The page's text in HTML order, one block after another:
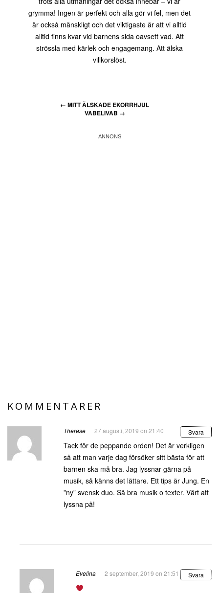
grymma! Ingen är perfekt och alla gör vi fel, men det
är också mänskligt och det viktigaste är att vi alltid
alltid finns kvar vid barnens sida oavsett vad. Att
strössla med kärlek och engagemang. Att älska
villkorslöst.
← MITT ÄLSKADE EKORRHJUL
VABELIVAB →
KOMMENTARER
Therese 27 augusti, 2019 on 21:40 Svara
Tack för de peppande orden! Det är verkligen
så att man varje dag försöker sitt bästa för att
barnen ska må bra. Jag lyssnar gärna på
musik, så känns det lättare. Ett tips är Jung. En
”ny” svensk duo. Så bra musik o texter. Värt att
lyssna på!
Evelina 2 september, 2019 on 21:51 Svara